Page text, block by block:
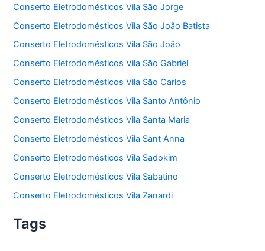
Conserto Eletrodomésticos Vila São Jorge
Conserto Eletrodomésticos Vila São João Batista
Conserto Eletrodomésticos Vila São João
Conserto Eletrodomésticos Vila São Gabriel
Conserto Eletrodomésticos Vila São Carlos
Conserto Eletrodomésticos Vila Santo Antônio
Conserto Eletrodomésticos Vila Santa Maria
Conserto Eletrodomésticos Vila Sant Anna
Conserto Eletrodomésticos Vila Sadokim
Conserto Eletrodomésticos Vila Sabatino
Conserto Eletrodomésticos Vila Zanardi
Tags